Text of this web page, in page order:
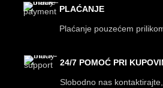
PLAĆANJE
Plaćanje pouzećem
24/7 POMOĆ PRI
Slobodno nas